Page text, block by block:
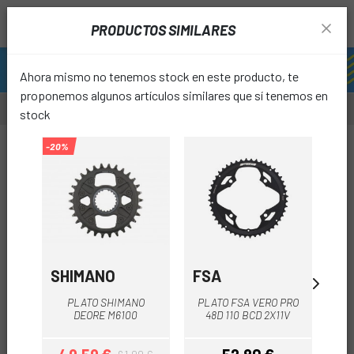
PRODUCTOS SIMILARES
Ahora mismo no tenemos stock en este producto, te
proponemos algunos artículos similares que sí tenemos en
stock
-20%
SHIMANO
PLATO SHIMANO
DEORE M6100
FSA
PLATO FSA VERO PRO
48D 110 BCD 2X11V